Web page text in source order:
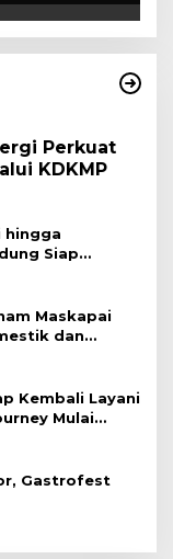
Perkuat
KDKMP
hingga
Siap
Festival Asia
Maskapai
dan
Husein
Kembali Layani
Mulai
Gastrofest